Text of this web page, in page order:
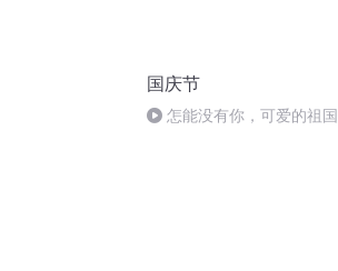
国庆节
怎能没有你，可爱的祖国